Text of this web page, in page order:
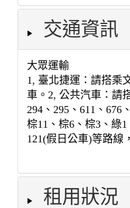
交通資訊
大眾運輸
1, 臺北捷運：請搭乘
車。2, 公共汽車：請
294、295、611、676
棕11、棕6、棕3、綠1
121(假日公車)等路線
租用狀況